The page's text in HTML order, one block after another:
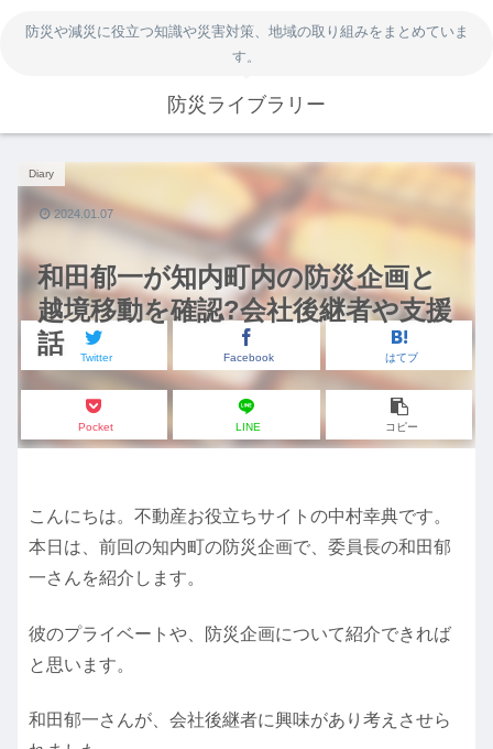
防災や減災に役立つ知識や災害対策、地域の取り組みをまとめていま
す。
防災ライブラリー
和田郁一が知内町内の防災企画と
越境移動を確認?会社後継者や支援
話
Diary
Twitter Facebook はてブ
Pocket LINE コピー
2024.01.07
こんにちは。不動産お役立ちサイトの中村幸典です。
本日は、前回の知内町の防災企画で、委員長の和田郁
一さんを紹介します。
彼のプライベートや、防災企画について紹介できれば
と思います。
和田郁一さんが、会社後継者に興味があり考えさせら